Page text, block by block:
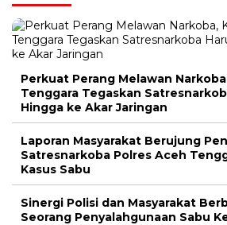
Perkuat Perang Melawan
Tenggara Tegaskan
Hingga ke Akar Jaringan
Laporan Masyarakat Berujung
Satresnarkoba Polres Aceh
Kasus Sabu
Sinergi Polisi dan Masyarakat
Seorang Penyalahgunaan Sabu